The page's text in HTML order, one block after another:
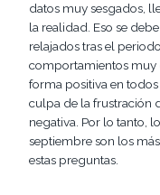
datos muy sesgados,
la realidad. Eso se
relajados tras el
comportamientos muy
forma positiva en
culpa de la frustración
negativa. Por lo tanto,
septiembre son los
estas preguntas.